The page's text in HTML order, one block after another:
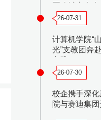
作洽谈会
26-07-31
计算机学院“
光”支教团奔
26-07-30
校企携手深
院与赛迪集